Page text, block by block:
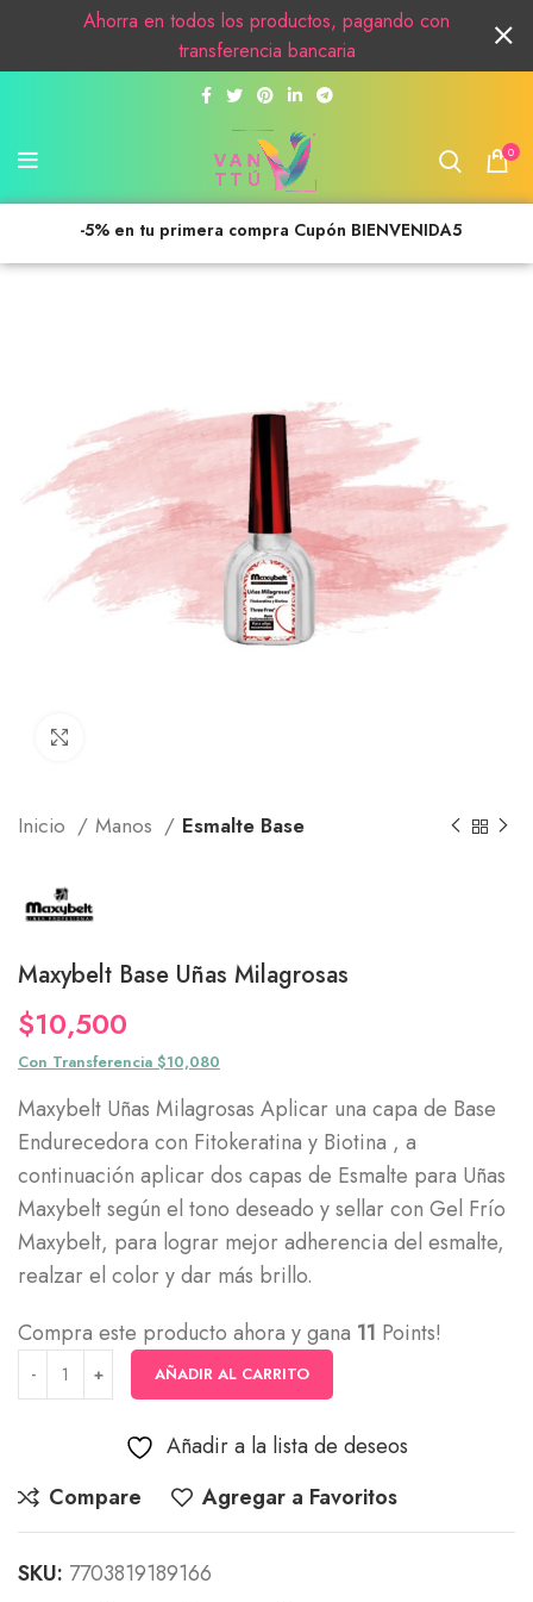
0
-5% en tu primera compra Cupón BIENVENIDA5
Inicio Manos Esmalte Base
Maxybelt Base Uñas Milagrosas
$10,500
Con Transferencia $10,080
Maxybelt Uñas Milagrosas Aplicar una capa de Base
Endurecedora con Fitokeratina y Biotina , a
continuación aplicar dos capas de Esmalte para Uñas
Maxybelt según el tono deseado y sellar con Gel Frío
Maxybelt, para lograr mejor adherencia del esmalte,
realzar el color y dar más brillo.
Compra este producto ahora y gana 11 Points!
AÑADIR AL CARRITO
Añadir a la lista de deseos
Compare
Agregar a Favoritos
SKU: 7703819189166
Ahorra en todos los productos, pagando con
transferencia bancaria